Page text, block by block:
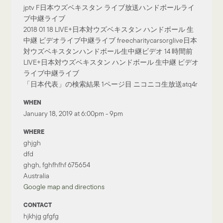
jptv F日本ウズベキスタン ライブ放送ハンドボールライ
ブ中継ライブ
2018 01 18 LIVE+日本対ウズベキスタン ハンドボール 生
中継 ビデオライブ中継ライブ freecharitycarsorglive日本
対ウズベキスタンハンドボール生中継ビデオ 14 時間前
LIVE+日本対ウズベキスタン ハンドボール 生中継 ビデオ
ライブ中継ライブ
「日本代表」の検索結果 1ページ目 ニコニコ生放送atq4r
WHEN
January 18, 2019 at 6:00pm - 9pm
WHERE
ghjgh
dfd
ghgh, fghfhfhf 675654
Australia
Google map and directions
CONTACT
hjkhjg gfgfg